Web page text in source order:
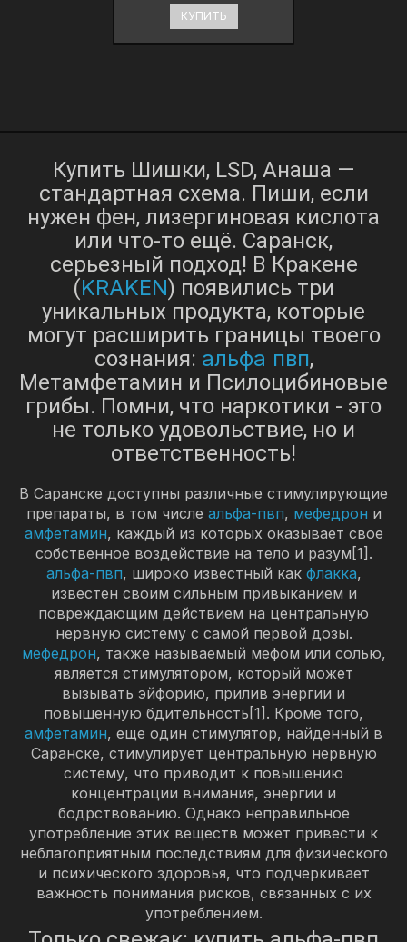
КУПИТЬ
Купить Шишки, LSD, Анаша —
стандартная схема. Пиши, если
нужен фен, лизергиновая кислота
или что-то ещё. Саранск,
серьезный подход! В Кракене
(KRAKEN) появились три
уникальных продукта, которые
могут расширить границы твоего
сознания: альфа пвп,
Метамфетамин и Псилоцибиновые
грибы. Помни, что наркотики - это
не только удовольствие, но и
ответственность!
В Саранске доступны различные стимулирующие
препараты, в том числе альфа-пвп, мефедрон и
амфетамин, каждый из которых оказывает свое
собственное воздействие на тело и разум[1].
альфа-пвп, широко известный как флакка,
известен своим сильным привыканием и
повреждающим действием на центральную
нервную систему с самой первой дозы.
мефедрон, также называемый мефом или солью,
является стимулятором, который может
вызывать эйфорию, прилив энергии и
повышенную бдительность[1]. Кроме того,
амфетамин, еще один стимулятор, найденный в
Саранске, стимулирует центральную нервную
систему, что приводит к повышению
концентрации внимания, энергии и
бодрствованию. Однако неправильное
употребление этих веществ может привести к
неблагоприятным последствиям для физического
и психического здоровья, что подчеркивает
важность понимания рисков, связанных с их
употреблением.